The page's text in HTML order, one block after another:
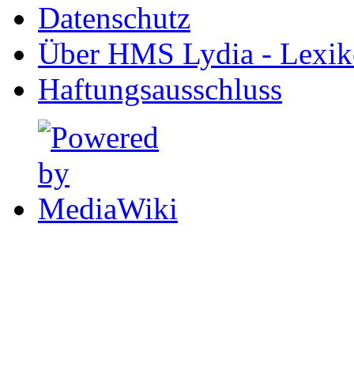
Datenschutz
Über HMS Lydia -
Haftungsausschluss